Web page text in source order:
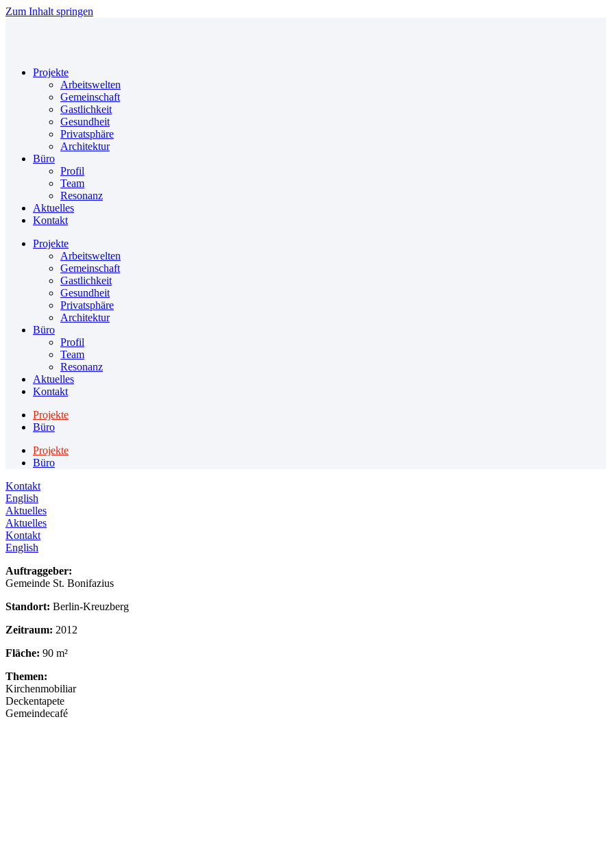
Zum Inhalt springen
Projekte
Arbeitswelten
Gemeinschaft
Gastlichkeit
Gesundheit
Privatsphäre
Architektur
Büro
Profil
Team
Resonanz
Aktuelles
Kontakt
Projekte
Arbeitswelten
Gemeinschaft
Gastlichkeit
Gesundheit
Privatsphäre
Architektur
Büro
Profil
Team
Resonanz
Aktuelles
Kontakt
Projekte
Büro
Projekte
Büro
Kontakt
English
Aktuelles
Aktuelles
Kontakt
English
Auftraggeber:
Gemeinde St. Bonifazius
Standort: Berlin-Kreuzberg
Zeitraum: 2012
Fläche: 90 m²
Themen:
Kirchenmobiliar
Deckentapete
Gemeindecafé